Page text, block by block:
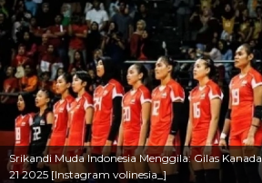
Srikandi Muda Indonesia Menggila: Gilas
21 2025 [Instagram volinesia_]